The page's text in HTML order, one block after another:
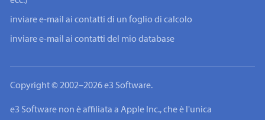
inviare e-mail ai contatti di un foglio di calcolo
inviare e-mail ai contatti del mio database
Copyright © 2002–2026 e3 Software.
e3 Software non è affiliata a Apple Inc., che è l'unica